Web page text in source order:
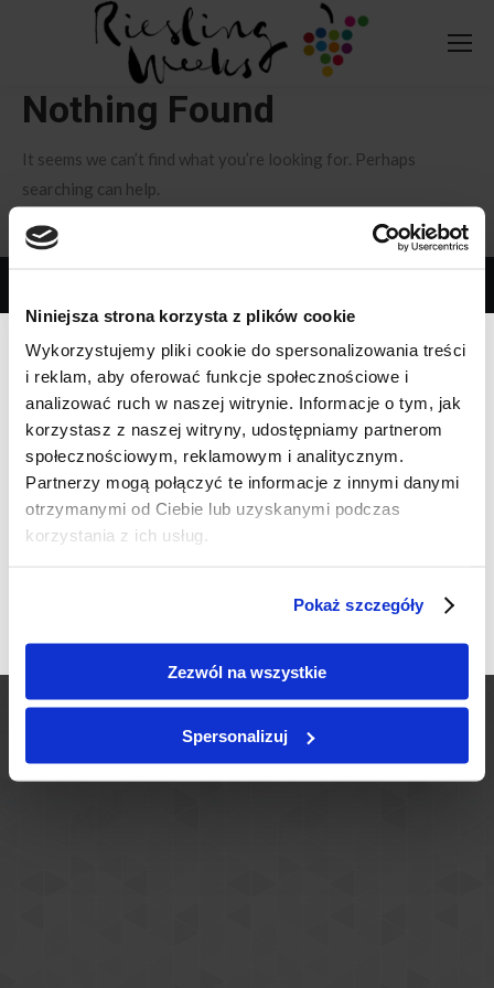
Niniejsza strona korzysta z plików cookie
Wykorzystujemy pliki cookie do spersonalizowania treści
i reklam, aby oferować funkcje społecznościowe i
analizować ruch w naszej witrynie. Informacje o tym, jak
korzystasz z naszej witryny, udostępniamy partnerom
społecznościowym, reklamowym i analitycznym.
Partnerzy mogą połączyć te informacje z innymi danymi
otrzymanymi od Ciebie lub uzyskanymi podczas
korzystania z ich usług.
Pokaż szczegóły
Zezwól na wszystkie
Spersonalizuj
Werfikacja wieku
Czy masz ukończone 18 lat?
Nothing Found
It seems we can’t find what you’re looking for. Perhaps
searching can help.
Search: